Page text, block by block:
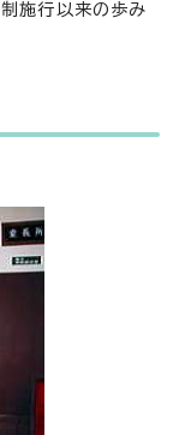
制施行以来の歩み